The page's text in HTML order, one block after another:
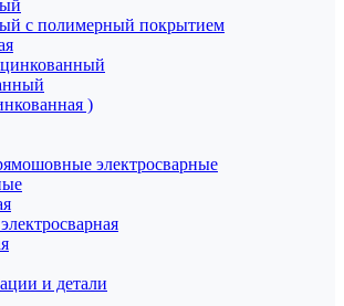
с полимерный покрытием
)
электросварные
и детали